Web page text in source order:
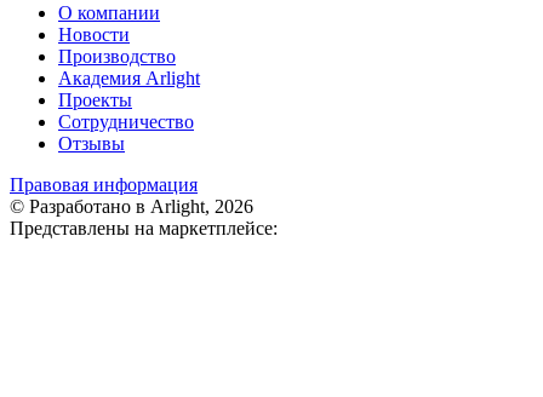
О компании
Новости
Производство
Академия Arlight
Проекты
Сотрудничество
Отзывы
Правовая информация
© Разработано в Arlight, 2026
Представлены на маркетплейсе: